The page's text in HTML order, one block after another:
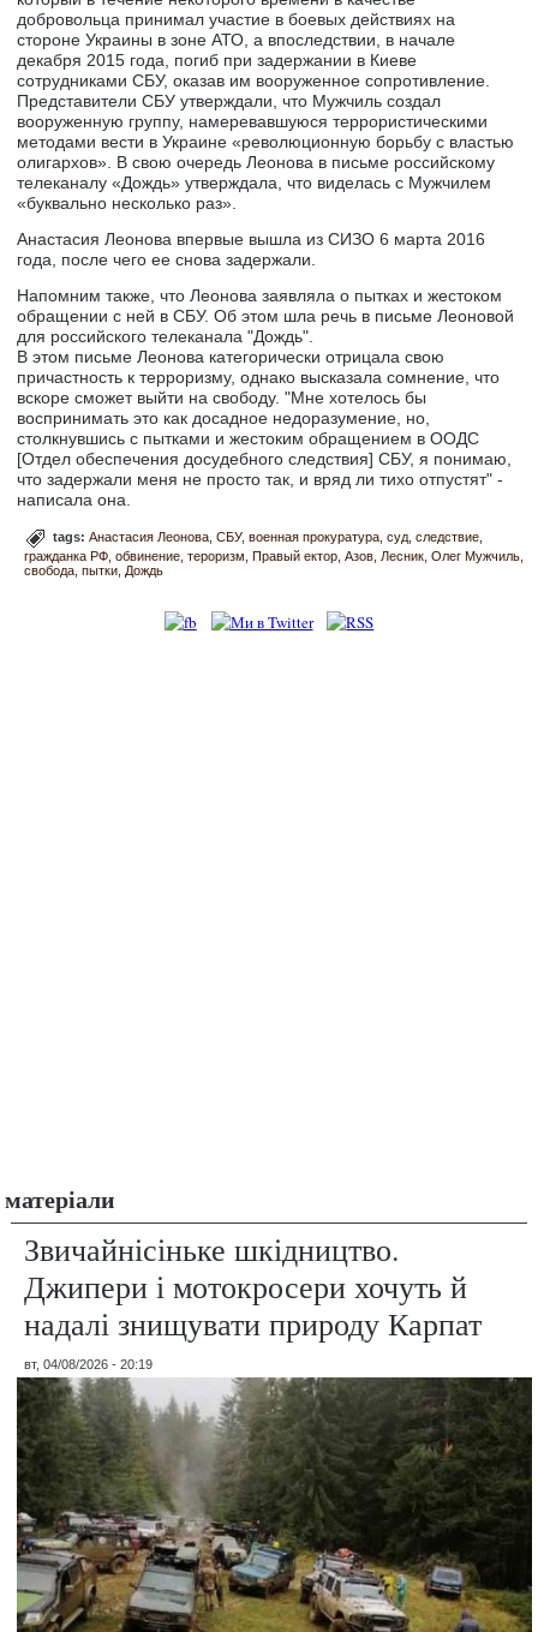
добровольца принимал участие в боевых действиях на
стороне Украины в зоне АТО, а впоследствии, в начале
декабря 2015 года, погиб при задержании в Киеве
сотрудниками СБУ, оказав им вооруженное сопротивление.
Представители СБУ утверждали, что Мужчиль создал
вооруженную группу, намеревавшуюся террористическими
методами вести в Украине «революционную борьбу с властью
олигархов». В свою очередь Леонова в письме российскому
телеканалу «Дождь» утверждала, что виделась с Мужчилем
«буквально несколько раз».
Анастасия Леонова впервые вышла из СИЗО 6 марта 2016
года, после чего ее снова задержали.
Напомним также, что Леонова заявляла о пытках и жестоком
обращении с ней в СБУ. Об этом шла речь в письме Леоновой
для российского телеканала "Дождь".
В этом письме Леонова категорически отрицала свою
причастность к терроризму, однако высказала сомнение, что
вскоре сможет выйти на свободу. "Мне хотелось бы
воспринимать это как досадное недоразумение, но,
столкнувшись с пытками и жестоким обращением в ООДС
[Отдел обеспечения досудебного следствия] СБУ, я понимаю,
что задержали меня не просто так, и вряд ли тихо отпустят" -
написала она.
tags:Анастасия Леонова СБУ военная прокуратура суд следствие
гражданка РФ обвинение тероризм Правый ектор Азов Лесник Олег Мужчиль
свобода пытки Дождь
матеріали
Звичайнісіньке шкідництво.
Джипери і мотокросери хочуть й
надалі знищувати природу Карпат
вт, 04/08/2026 - 20:19